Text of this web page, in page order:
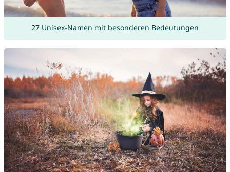
27 Unisex-Namen mit besonderen Bedeutungen